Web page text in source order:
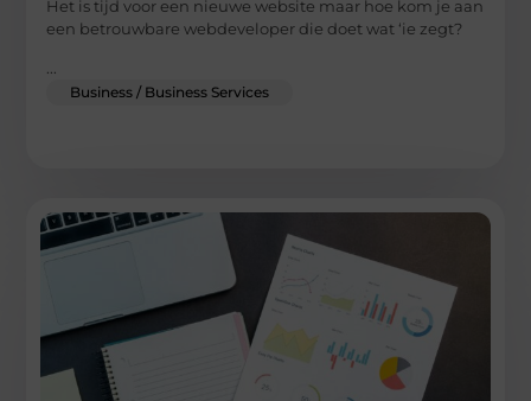
Het is tijd voor een nieuwe website maar hoe kom je aan
een betrouwbare webdeveloper die doet wat ‘ie zegt?
Business / Business Services